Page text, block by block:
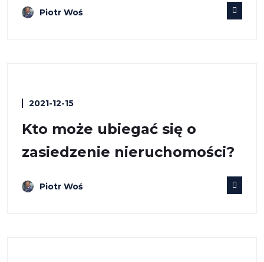
Piotr Woś
2021-12-15
Kto może ubiegać się o
zasiedzenie nieruchomości?
Piotr Woś